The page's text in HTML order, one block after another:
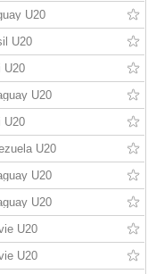
U20
U20
U20
U20
U20
U20
U20
U20
U20
U20